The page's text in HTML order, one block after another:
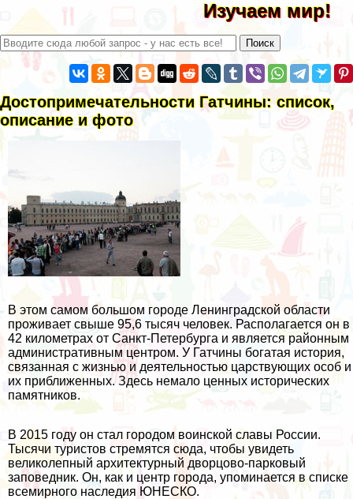
Изучаем мир!
Достопримечательности Гатчины: список,
описание и фото
В этом самом большом городе Ленинградской области
проживает свыше 95,6 тысяч человек. Располагается он в
42 километрах от Санкт-Петербурга и является районным
административным центром. У Гатчины богатая история,
связанная с жизнью и деятельностью царствующих особ и
их приближенных. Здесь немало ценных исторических
памятников.
В 2015 году он стал городом воинской славы России.
Тысячи туристов стремятся сюда, чтобы увидеть
великолепный архитектурный дворцово-парковый
заповедник. Он, как и центр города, упоминается в списке
всемирного наследия ЮНЕСКО.